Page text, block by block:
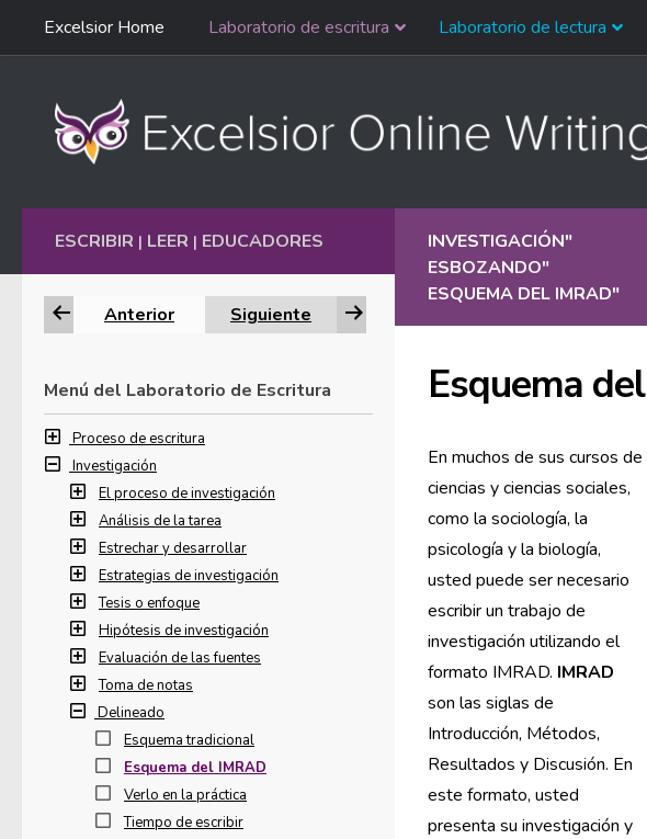
Ir al contenido
navegación
Excelsior Home Laboratorio de escritura Laboratorio de lectura
INVESTIGACIÓN"
ESBOZANDO"
ESQUEMA DEL IMRAD"
Esquema
En muchos de sus cursos de
ciencias y ciencias sociales,
como la sociología, la
psicología y la biología,
usted puede ser necesario
escribir un trabajo de
investigación utilizando el
formato IMRAD. IMRAD
son las siglas de
Introducción, Métodos,
Resultados y Discusión. En
este formato, usted
presenta su investigación y
ESCRIBIR | LEER | EDUCADORES
Anterior Siguiente
Menú del Laboratorio de Escritura
Proceso de escritura
Investigación
El proceso de investigación
Análisis de la tarea
Estrechar y desarrollar
Estrategias de investigación
Tesis o enfoque
Hipótesis de investigación
Evaluación de las fuentes
Toma de notas
Delineado
Esquema tradicional
Esquema del IMRAD
Verlo en la práctica
Tiempo de escribir